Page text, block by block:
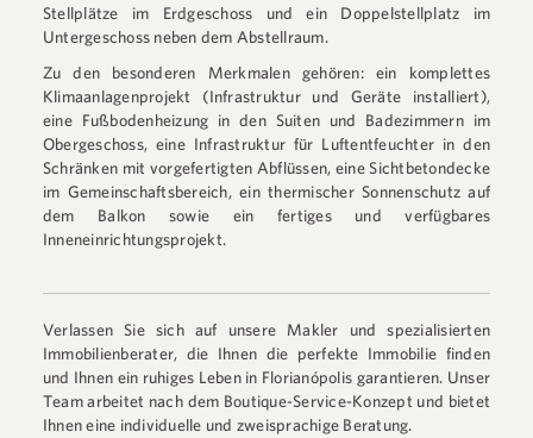
Stellplätze im Erdgeschoss und ein Doppelstellplatz im
Untergeschoss neben dem Abstellraum.
Zu den besonderen Merkmalen gehören: ein komplettes
Klimaanlagenprojekt (Infrastruktur und Geräte installiert),
eine Fußbodenheizung in den Suiten und Badezimmern im
Obergeschoss, eine Infrastruktur für Luftentfeuchter in den
Schränken mit vorgefertigten Abflüssen, eine Sichtbetondecke
im Gemeinschaftsbereich, ein thermischer Sonnenschutz auf
dem Balkon sowie ein fertiges und verfügbares
Inneneinrichtungsprojekt.
Verlassen Sie sich auf unsere Makler und spezialisierten
Immobilienberater, die Ihnen die perfekte Immobilie finden
und Ihnen ein ruhiges Leben in Florianópolis garantieren. Unser
Team arbeitet nach dem Boutique-Service-Konzept und bietet
Ihnen eine individuelle und zweisprachige Beratung.